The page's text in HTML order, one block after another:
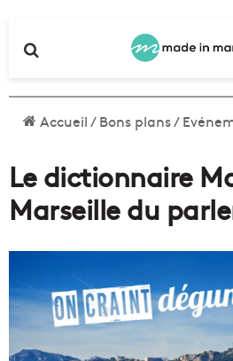
Accueil/Bons plans/
Le dictionnaire
Marseille du